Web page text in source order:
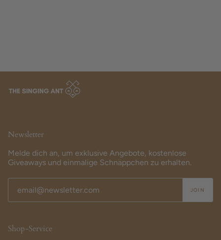
Newsletter
Melde dich an, um exklusive Angebote, kostenlose
Giveaways und einmalige Schnäppchen zu erhalten.
JOIN
Shop-Service